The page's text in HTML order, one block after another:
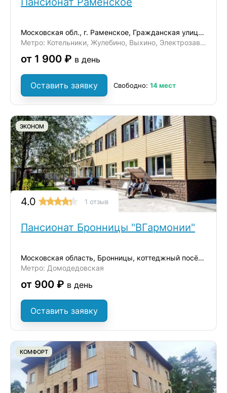
Московская обл., г. Раменское, Гражданская улица, 47
Метро: Котельники, Жулебино, Выхино, Электрозаводская, Комсомольская
от 1 900 ₽ в день
Оставить заявку Свободно: 14 мест
ЭКОНОМ
4.0 1 отзыв
Пансионат Бронницы "ВГармонии"
Московская область, Бронницы, коттеджный посёлок Бронницы, 40
Метро: Домодедовская
от 900 ₽ в день
Оставить заявку
КОМФОРТ